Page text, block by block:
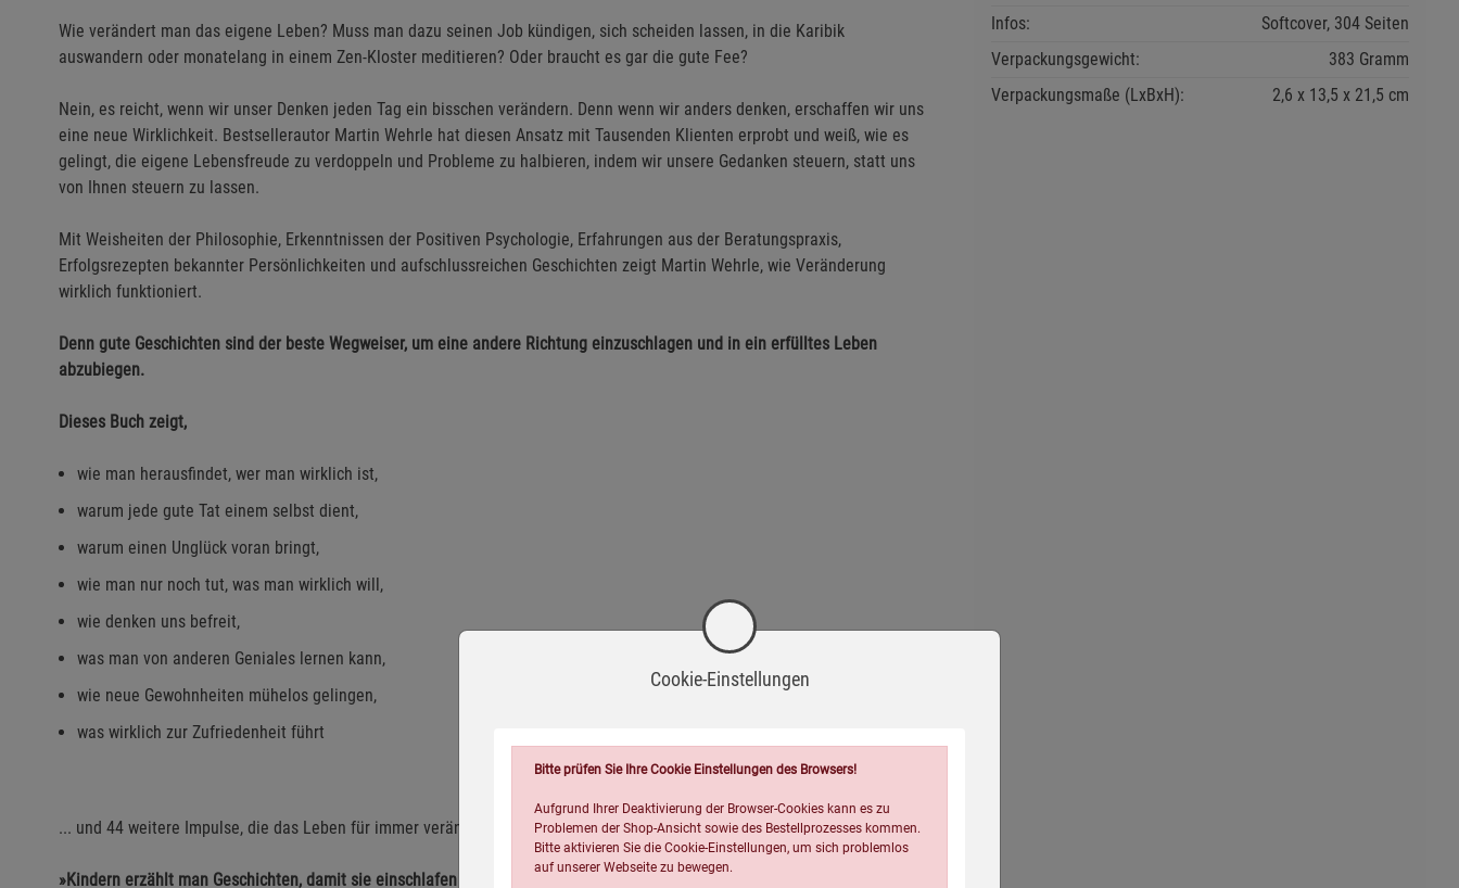
Wie verändert man das eigene Leben? Muss man dazu seinen Job kündigen, sich scheiden lassen, in die Karibik
auswandern oder monatelang in einem Zen-Kloster meditieren? Oder braucht es gar die gute Fee?
Nein, es reicht, wenn wir unser Denken jeden Tag ein bisschen verändern. Denn wenn wir anders denken, erschaffen wir uns
eine neue Wirklichkeit. Bestsellerautor Martin Wehrle hat diesen Ansatz mit Tausenden Klienten erprobt und weiß, wie es
gelingt, die eigene Lebensfreude zu verdoppeln und Probleme zu halbieren, indem wir unsere Gedanken steuern, statt uns
von Ihnen steuern zu lassen.
Mit Weisheiten der Philosophie, Erkenntnissen der Positiven Psychologie, Erfahrungen aus der Beratungspraxis,
Erfolgsrezepten bekannter Persönlichkeiten und aufschlussreichen Geschichten zeigt Martin Wehrle, wie Veränderung
wirklich funktioniert.
Denn gute Geschichten sind der beste Wegweiser, um eine andere Richtung einzuschlagen und in ein erfülltes Leben
abzubiegen.
Dieses Buch zeigt,
wie man herausfindet, wer man wirklich ist,
warum jede gute Tat einem selbst dient,
warum einen Unglück voran bringt,
wie man nur noch tut, was man wirklich will,
wie denken uns befreit,
was man von anderen Geniales lernen kann,
wie neue Gewohnheiten mühelos gelingen,
was wirklich zur Zufriedenheit führt
... und 44 weitere Impulse, die das Leben für immer verändern.
»Kindern erzählt man Geschichten, damit sie einschlafen - Erwachsenen, damit sie aufwachen.«
Infos:
Softcover, 304 Seiten
Verpackungsgewicht:
383 Gramm
Verpackungsmaße (LxBxH):
2,6 13,5 21,5 cm
Cookie-Einstellungen
Bitte prüfen Sie Ihre Cookie Einstellungen des Browsers!
Aufgrund Ihrer Deaktivierung der Browser-Cookies kann es zu
Problemen der Shop-Ansicht sowie des Bestellprozesses kommen.
Bitte aktivieren Sie die Cookie-Einstellungen, um sich problemlos
auf unserer Webseite zu bewegen.